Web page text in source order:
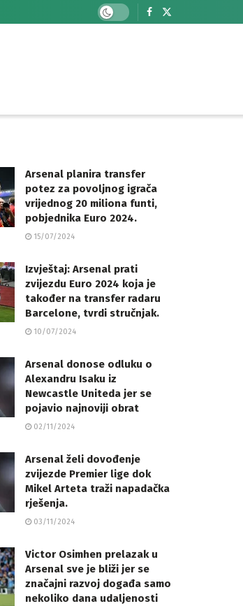
Arsenal planira transfer
potez za povoljnog igrača
vrijednog 20 miliona funti,
pobjednika Euro 2024.
15/07/2024
Izvještaj: Arsenal prati
zvijezdu Euro 2024 koja je
također na transfer radaru
Barcelone, tvrdi stručnjak.
10/07/2024
Arsenal donose odluku o
Alexandru Isaku iz
Newcastle Uniteda jer se
pojavio najnoviji obrat
02/11/2024
Arsenal želi dovođenje
zvijezde Premier lige dok
Mikel Arteta traži napadačka
rješenja.
03/11/2024
Victor Osimhen prelazak u
Arsenal sve je bliži jer se
značajni razvoj događa samo
nekoliko dana udaljenosti